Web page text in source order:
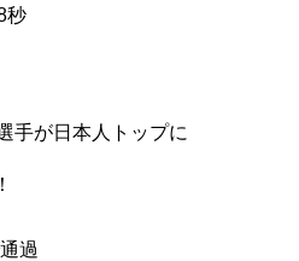
秒
手が日本人トップに
過